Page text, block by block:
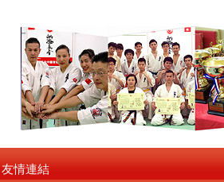
友情連結